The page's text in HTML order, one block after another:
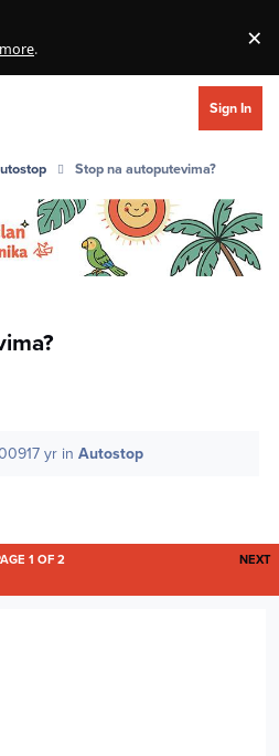
. ×
Sign In
Stop na autoputevima?
17 yr inAutostop
NEXT
1 OF 2